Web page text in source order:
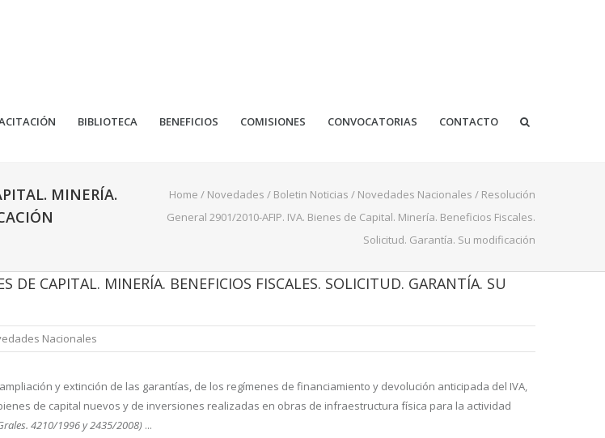
BIBLIOTECA BENEFICIOS COMISIONES CONVOCATORIAS CONTACTO
MINERÍA.
Home / Novedades / Boletin Noticias / Novedades Nacionales / Resolución
General 2901/2010-AFIP. IVA. Bienes de Capital. Minería. Beneficios Fiscales.
Solicitud. Garantía. Su modificación
DE CAPITAL. MINERÍA. BENEFICIOS FISCALES. SOLICITUD. GARANTÍA. SU
Nacionales
y extinción de las garantías, de los regímenes de financiamiento y devolución anticipada del IVA,
de capital nuevos y de inversiones realizadas en obras de infraestructura física para la actividad
4210/1996 y 2435/2008) ...